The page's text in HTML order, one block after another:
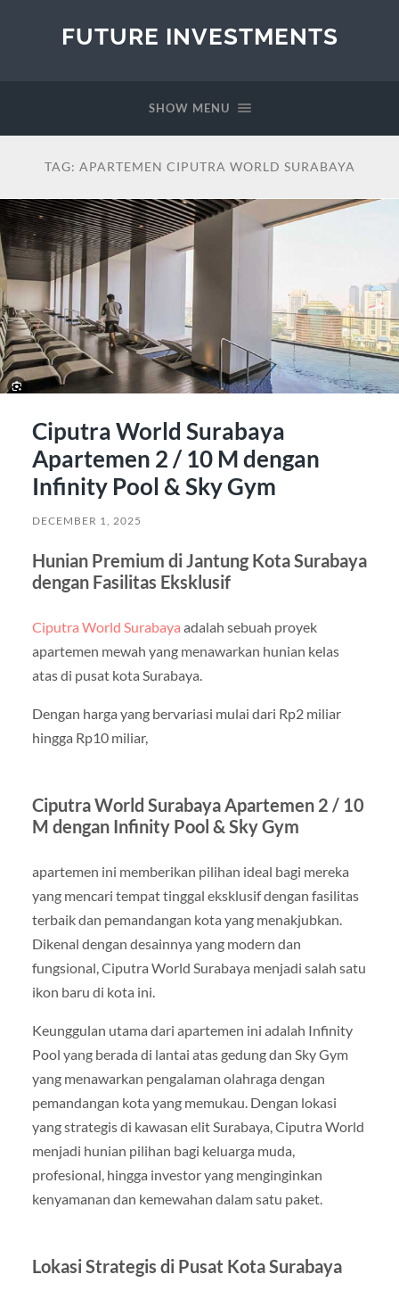
FUTURE INVESTMENTS
SHOW MENU
TAG: APARTEMEN CIPUTRA WORLD SURABAYA
Ciputra World Surabaya
Apartemen 2 / 10 M dengan
Infinity Pool & Sky Gym
DECEMBER 1, 2025
Hunian Premium di Jantung Kota Surabaya
dengan Fasilitas Eksklusif
Ciputra World Surabaya adalah sebuah proyek
apartemen mewah yang menawarkan hunian kelas
atas di pusat kota Surabaya.
Dengan harga yang bervariasi mulai dari Rp2 miliar
hingga Rp10 miliar,
Ciputra World Surabaya Apartemen 2 / 10
M dengan Infinity Pool & Sky Gym
apartemen ini memberikan pilihan ideal bagi mereka
yang mencari tempat tinggal eksklusif dengan fasilitas
terbaik dan pemandangan kota yang menakjubkan.
Dikenal dengan desainnya yang modern dan
fungsional, Ciputra World Surabaya menjadi salah satu
ikon baru di kota ini.
Keunggulan utama dari apartemen ini adalah Infinity
Pool yang berada di lantai atas gedung dan Sky Gym
yang menawarkan pengalaman olahraga dengan
pemandangan kota yang memukau. Dengan lokasi
yang strategis di kawasan elit Surabaya, Ciputra World
menjadi hunian pilihan bagi keluarga muda,
profesional, hingga investor yang menginginkan
kenyamanan dan kemewahan dalam satu paket.
Lokasi Strategis di Pusat Kota Surabaya